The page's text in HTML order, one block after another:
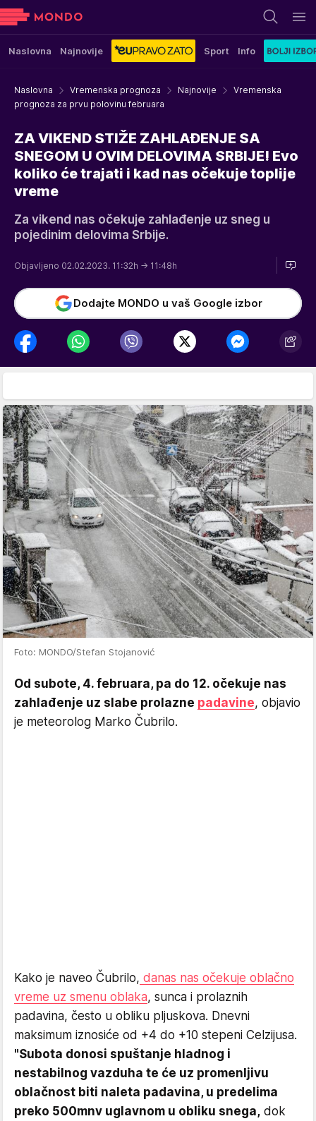
Naslovna Najnovije Sport Info
Naslovna Vremenska prognoza Najnovije
Vremenska
prognoza za prvu polovinu februara
ZA VIKEND STIŽE ZAHLAĐENJE SA
SNEGOM U OVIM DELOVIMA SRBIJE! Evo
koliko će trajati i kad nas očekuje toplije
vreme
Za vikend nas očekuje zahlađenje uz sneg u
pojedinim delovima Srbije.
Objavljeno 02.02.2023. 11:32h → 11:48h
Dodajte MONDO u vaš Google izbor
Foto: MONDO/Stefan Stojanović
Od subote, 4. februara, pa do 12. očekuje nas
zahlađenje uz slabe prolazne padavine, objavio
je meteorolog Marko Čubrilo.
Kako je naveo Čubrilo, danas nas očekuje oblačno
vreme uz smenu oblaka, sunca i prolaznih
padavina, često u obliku pljuskova. Dnevni
maksimum iznosiće od +4 do +10 stepeni Celzijusa.
"Subota donosi spuštanje hladnog i
nestabilnog vazduha te će uz promenljivu
oblačnost biti naleta padavina, u predelima
preko 500mnv uglavnom u obliku snega, dok